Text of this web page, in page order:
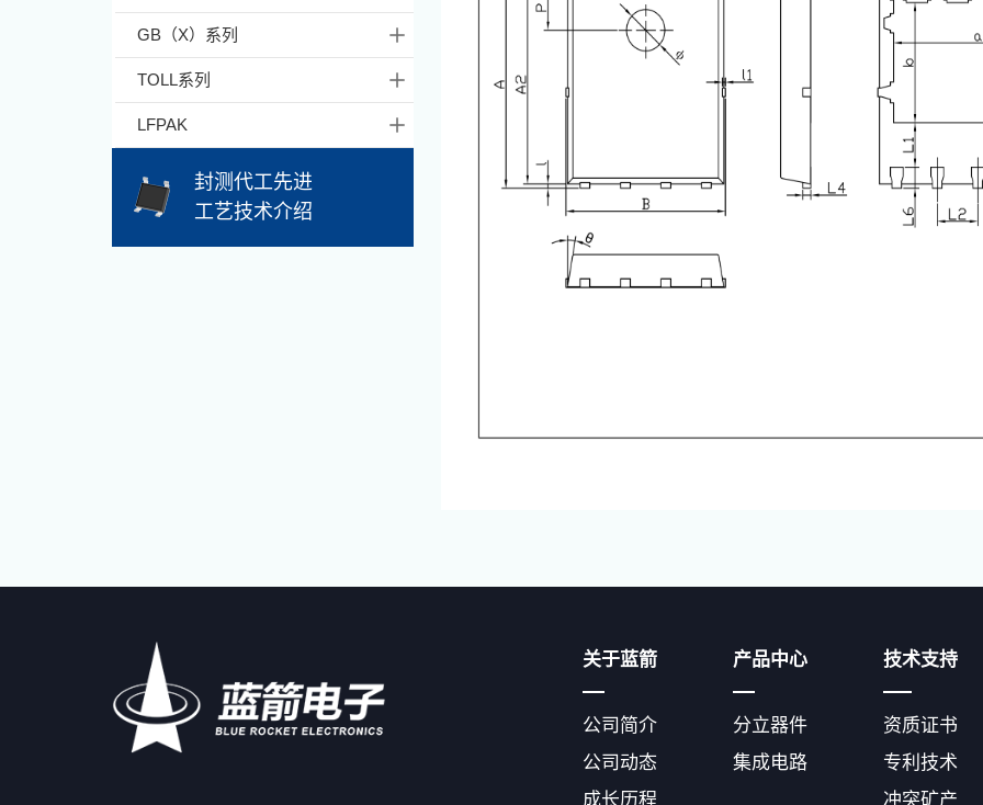
GB（X）系列
TOLL系列
LFPAK
封测代工先进
工艺技术介绍
关于蓝箭
公司简介
公司动态
成长历程
产品中心
分立器件
集成电路
技术支持
资质证书
专利技术
冲突矿产